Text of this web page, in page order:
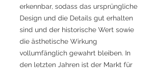
erkennbar, sodass das ursprüngliche
Design und die Details gut erhalten
sind und der historische Wert sowie
die ästhetische Wirkung
vollumfänglich gewahrt bleiben. In
den letzten Jahren ist der Markt für